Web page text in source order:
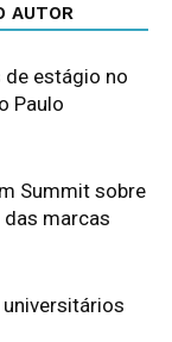
AUTOR
de estágio no
Paulo
Summit sobre
marcas